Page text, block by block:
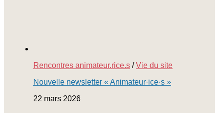
Rencontres animateur.rice.s /Vie du site
Nouvelle newsletter « Animateur·ice·s »
22 mars 2026